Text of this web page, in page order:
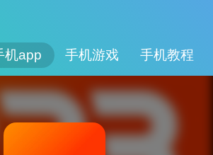
机app 手机游戏 手机教程